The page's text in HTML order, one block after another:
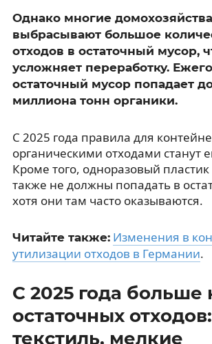
Однако многие
выбрасывают большое
отходов в остаточный мусор,
усложняет переработку.
остаточный мусор попадает
миллиона тонн органики.
С 2025 года правила для
органическими отходами станут
Кроме того, одноразовый
также не должны попадать в
хотя они там часто оказываются.
Читайте также: Изменения в
утилизации отходов в Германии.
С 2025 года больше
остаточных отходов:
текстиль, мелкие